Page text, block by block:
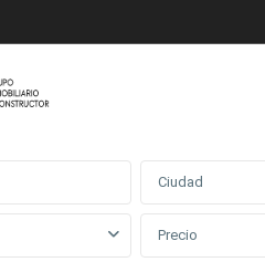
Ciudad